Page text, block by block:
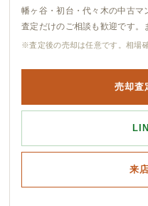
幡ヶ谷・初台・代々木の中古マ
査定だけのご相談も歓迎です。
※査定後の売却は任意です。相場
売却査
来